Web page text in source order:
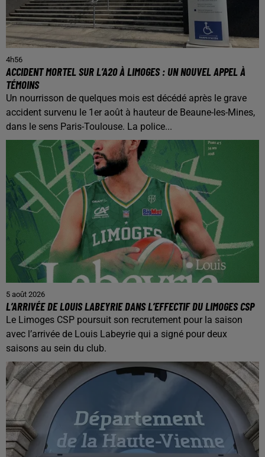
4h56
ACCIDENT MORTEL SUR L’A20 À LIMOGES : UN NOUVEL APPEL À
TÉMOINS
Un nourrisson de quelques mois est décédé après le grave
accident survenu le 1er août à hauteur de Beaune-les-Mines,
dans le sens Paris-Toulouse. La police...
5 août 2026
L’ARRIVÉE DE LOUIS LABEYRIE DANS L’EFFECTIF DU LIMOGES CSP
Le Limoges CSP poursuit son recrutement pour la saison
avec l’arrivée de Louis Labeyrie qui a signé pour deux
saisons au sein du club.